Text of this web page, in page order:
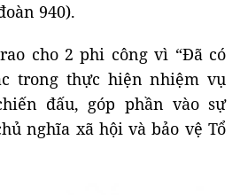
940).
cho 2 phi công vì “Đã có
trong thực hiện nhiệm vụ
đấu, góp phần vào sự
nghĩa xã hội và bảo vệ Tổ